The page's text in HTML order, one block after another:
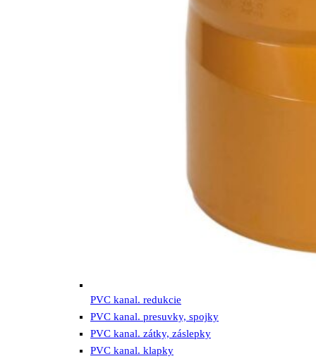
PVC kanal. redukcie
PVC kanal. presuvky, spojky
PVC kanal. zátky, záslepky
PVC kanal. klapky